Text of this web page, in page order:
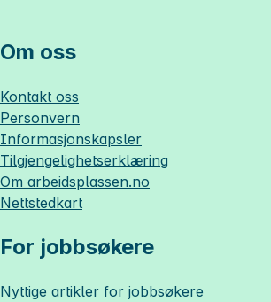
Om oss
Kontakt oss
Personvern
Informasjonskapsler
Tilgjengelighetserklæring
Om arbeidsplassen.no
Nettstedkart
For jobbsøkere
Nyttige artikler for jobbsøkere